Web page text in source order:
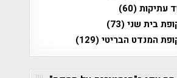
עתיקות(60)
בית שני(73)
המנדט הבריטי(129)